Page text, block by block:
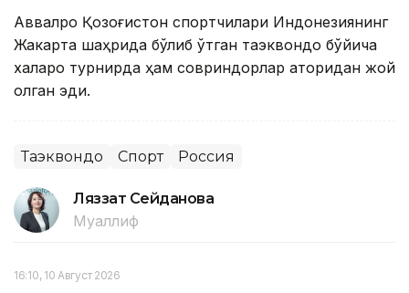
Аввалроқ Қозоғистон спортчилари Индонезиянинг
Жакарта шаҳрида бўлиб ўтган таэквондо бўйича
халқаро турнирда ҳам совриндорлар қаторидан жой
олган эди.
Таэквондо Спорт Россия
Ляззат Сейданова
Муаллиф
16:10, 10 Август 2026